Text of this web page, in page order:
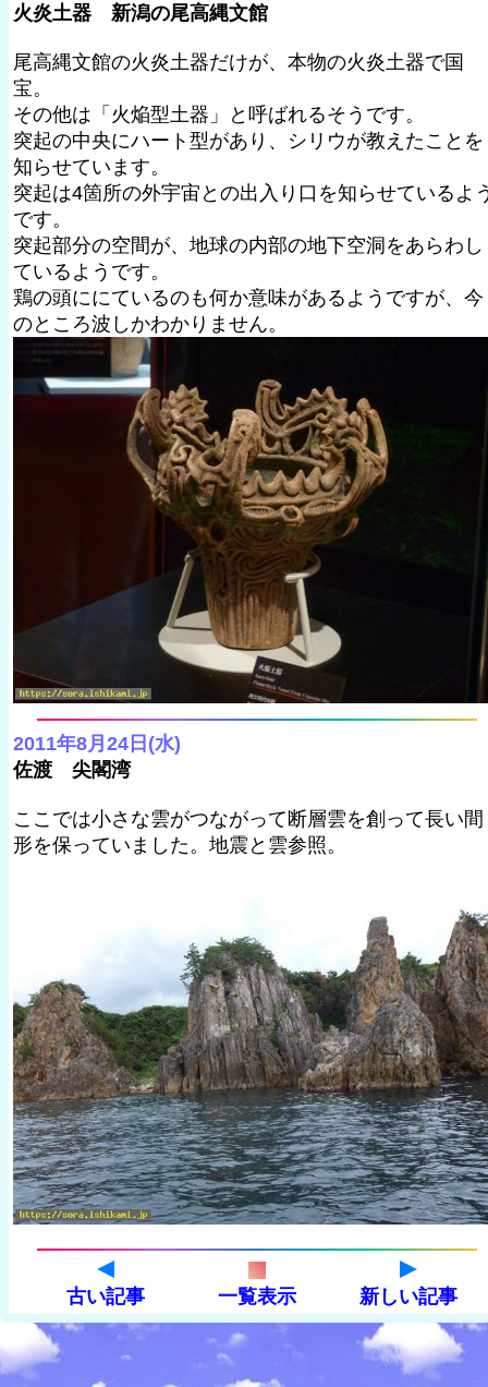
火炎土器 新潟の尾高縄文館
尾高縄文館の火炎土器だけが、本物の火炎土器で国
宝。
その他は「火焔型土器」と呼ばれるそうです。
突起の中央にハート型があり、シリウが教えたことを
知らせています。
突起は4箇所の外宇宙との出入り口を知らせているよ
です。
突起部分の空間が、地球の内部の地下空洞をあらわし
ているようです。
鶏の頭ににているのも何か意味があるようですが、今
のところ波しかわかりません。
2011年8月24日(水)
佐渡 尖閣湾
ここでは小さな雲がつながって断層雲を創って長い間
形を保っていました。地震と雲参照。
古い記事 一覧表示 新しい記事